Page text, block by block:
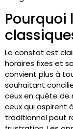
Pourquoi
Le constat est
horaires fixes et
convient plus à
souhaitant
ceux en quête de
ceux qui aspirent
traditionnel peut